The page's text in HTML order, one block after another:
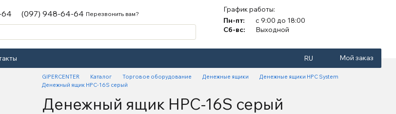
(097) 948-64-64 Перезвонить вам?
График работы:
Пн-пт:
с 9:00 до 18:00
Сб-вс:
Выходной
RU Мой заказ
GIPERCENTER Каталог Торговое оборудование Денежные ящики
Денежные ящики HPC System
Денежный ящик HPC-16S серый
Денежный ящик HPC-16S серый